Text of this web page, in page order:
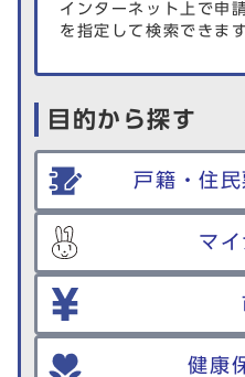
インターネット上で申
を指定して検索できます
目的から探す
戸籍・住
マ
健康